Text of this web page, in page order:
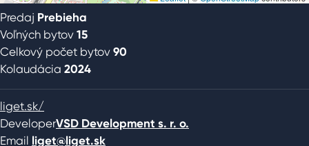
Predaj Prebieha
Voľných bytov 15
Celkový počet bytov 90
Kolaudácia 2024
liget.sk/
DeveloperVSD Development s. r. o.
Email liget@liget.sk